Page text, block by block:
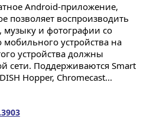
Android-приложение,
позволяет воспроизводить
музыку и фотографии со
мобильного устройства на
устройства должны
сети. Поддерживаются Smart
Hopper, Chromecast...